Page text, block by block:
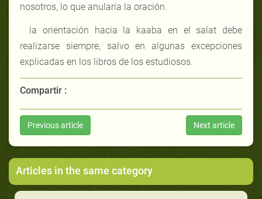
nosotros, lo que anularía la oración.
la orientación hacia la kaaba en el salat debe
realizarse siempre, salvo en algunas excepciones
explicadas en los libros de los estudiosos.
Compartir :
Previous article Next article
Articles in the same category